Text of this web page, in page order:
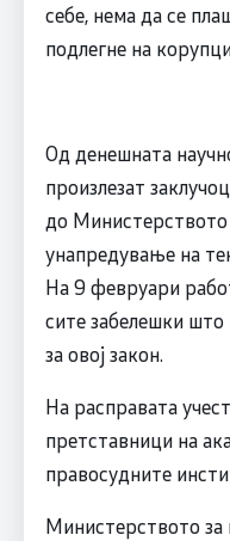
себе, нема да се
подлегне на
Од денешната
произлезат
до Министерството
унапредување на
На 9 февруари
сите забелешки
за овој закон.
На расправата
претставници на
правосудните
Министерството за